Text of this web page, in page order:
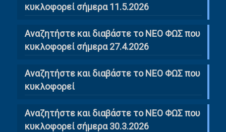
κυκλοφορεί σήμερα 11.5.2026
Αναζητήστε και διαβάστε το ΝΕΟ ΦΩΣ που
κυκλοφορεί σήμερα 27.4.2026
Αναζητήστε και διαβάστε το ΝΕΟ ΦΩΣ που
κυκλοφορεί
Αναζητήστε και διαβάστε το ΝΕΟ ΦΩΣ που
κυκλοφορεί σήμερα 30.3.2026